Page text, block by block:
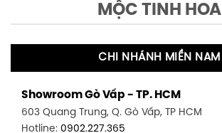
MỘC TINH HOA
CHI NHÁNH MIỀN NAM
Showroom Gò Vấp - TP. HCM
603 Quang Trung, Q. Gò Vấp, TP HCM
Hotline: 0902.227.365